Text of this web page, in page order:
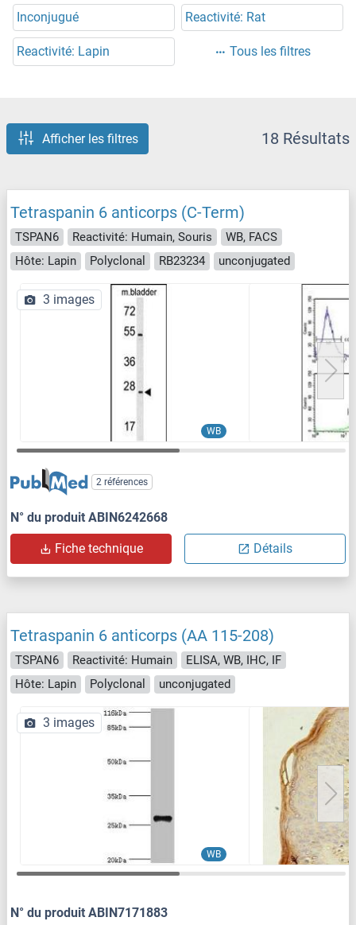
Inconjugué Reactivité: Rat
Reactivité: Lapin Tous les filtres
Afficher les filtres 18 Résultats
Tetraspanin 6 anticorps (C-Term)
TSPAN6 Reactivité: Humain, Souris
WB, FACS
Hôte: Lapin
Polyclonal RB23234 unconjugated
WB
3 images
2 références
N° du produit ABIN6242668
Fiche technique Détails
Tetraspanin 6 anticorps (AA 115-208)
TSPAN6 Reactivité: Humain
ELISA, WB, IHC, IF
Hôte: Lapin
Polyclonal unconjugated
WB
3 images
N° du produit ABIN7171883